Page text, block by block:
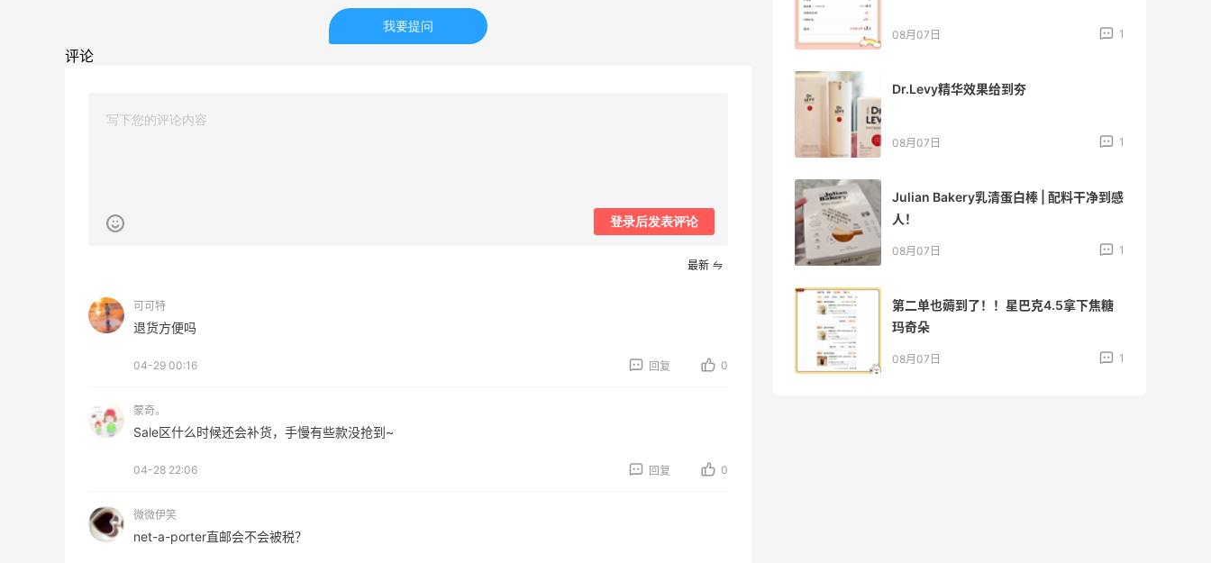
我要提问
评论
登录后发表评论
最新
可可特
退货方便吗
04-29 00:16 回复 0
蒙奇。
Sale区什么时候还会补货，手慢有些款没抢到~
04-28 22:06 回复 0
微微伊笑
net-a-porter直邮会不会被税？
羊毛薅的实在有点多～积攒的最后一篇羊
毛贴啦
08月07日
08月07日 1
Dr.Levy精华效果给到夯
08月07日 1
Julian Bakery乳清蛋白棒 | 配料干净到感
人！
08月07日 1
第二单也薅到了！！星巴克4.5拿下焦糖
玛奇朵
08月07日 1